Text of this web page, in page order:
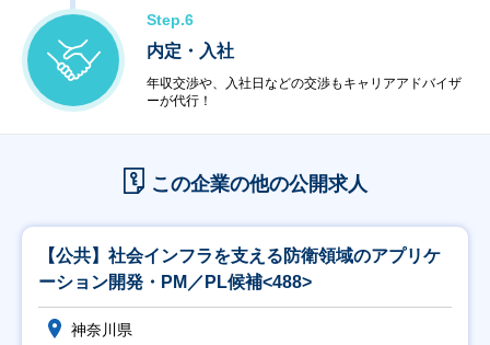
Step.6
内定・入社
年収交渉や、入社日などの交渉もキャリアアドバイザ
ーが代行！
この企業の他の公開求人
【公共】社会インフラを支える防衛領域のアプリケ
ーション開発・PM／PL候補<488>
神奈川県